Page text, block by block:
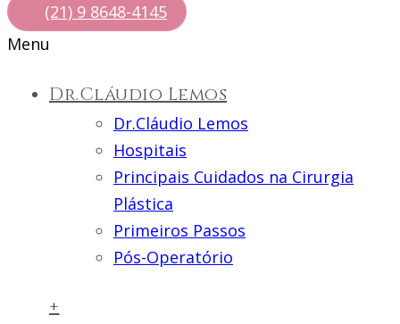
(21) 9 8648-4145
Menu
Dr.Cláudio Lemos
Dr.Cláudio Lemos
Hospitais
Principais Cuidados na Cirurgia
Plástica
Primeiros Passos
Pós-Operatório
+